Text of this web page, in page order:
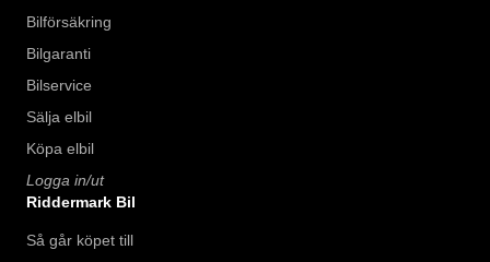
Bilförsäkring
Bilgaranti
Bilservice
Sälja elbil
Köpa elbil
Logga in/ut
Riddermark Bil
Så går köpet till